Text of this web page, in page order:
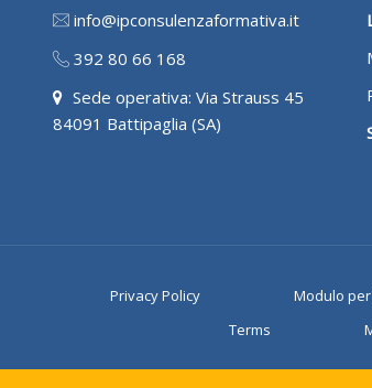
info@ipconsulenzaformativa.it
392 80 66 168
Sede operativa: Via Strauss 45
84091 Battipaglia (SA)
Privacy Policy
Modulo
Terms